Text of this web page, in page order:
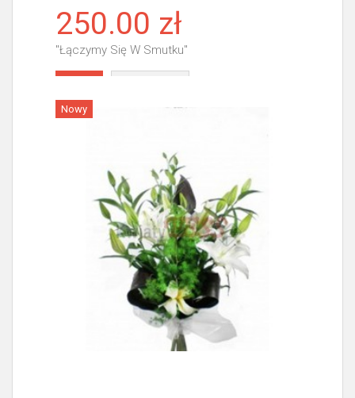
250.00 zł
"Łączymy Się W Smutku"
Nowy